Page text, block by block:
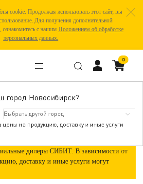
cookie. Продолжая использовать этот сайт, вы
Для получения дополнительной
с нашим Положением об обработке
персональных данных.
город Новосибирск?
цены на продукцию, доставку и иные услуги
0
дилеры СИБИТ. В зависимости от
доставку и иные услуги могут